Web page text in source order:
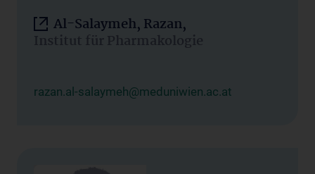
Al-Salaymeh, Razan,
Institut für Pharmakologie
razan.al-salaymeh@meduniwien.ac.at